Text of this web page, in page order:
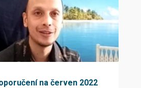
na červen 2022